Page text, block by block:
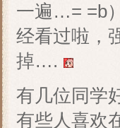
一遍…= =b
经看过啦，
掉….
有几位同学
有些人喜欢